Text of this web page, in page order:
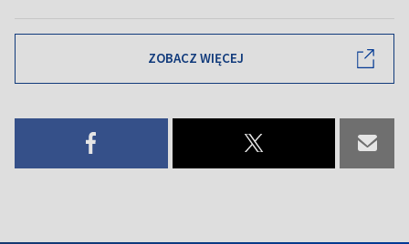
ZOBACZ WIĘCEJ